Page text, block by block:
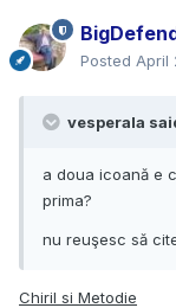
Posted April
vesperala
a doua icoană e
prima?
nu reuşesc să
Chiril si Metodie